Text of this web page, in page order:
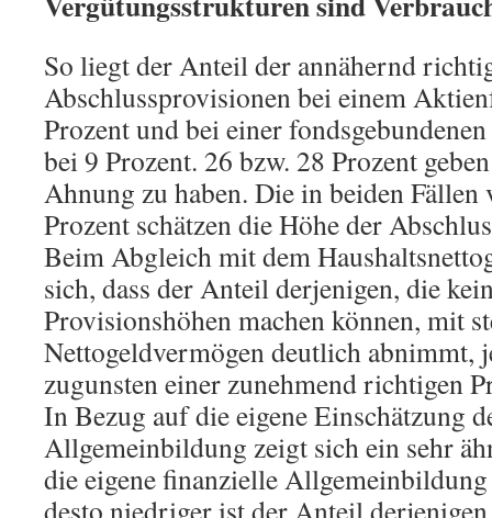
So liegt der Anteil der annähernd
Abschlussprovisionen bei einem
Prozent und bei einer
bei 9 Prozent. 26 bzw. 28 Prozent
Ahnung zu haben. Die in beiden Fällen
Prozent schätzen die Höhe der
Beim Abgleich mit dem
sich, dass der Anteil derjenigen, die
Provisionshöhen machen können, mit
Nettogeldvermögen deutlich abnimmt,
zugunsten einer zunehmend richtigen
In Bezug auf die eigene Einschätzung
Allgemeinbildung zeigt sich ein sehr
die eigene finanzielle
desto niedriger ist der Anteil